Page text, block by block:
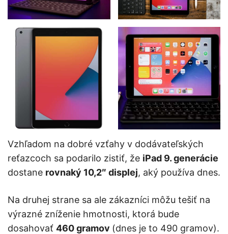
Vzhľadom na dobré vzťahy v dodávateľských
reťazcoch sa podarilo zistiť, že iPad 9. generácie
dostane rovnaký 10,2″ displej, aký používa dnes.
Na druhej strane sa ale zákazníci môžu tešiť na
výrazné zníženie hmotnosti, ktorá bude
dosahovať 460 gramov (dnes je to 490 gramov).